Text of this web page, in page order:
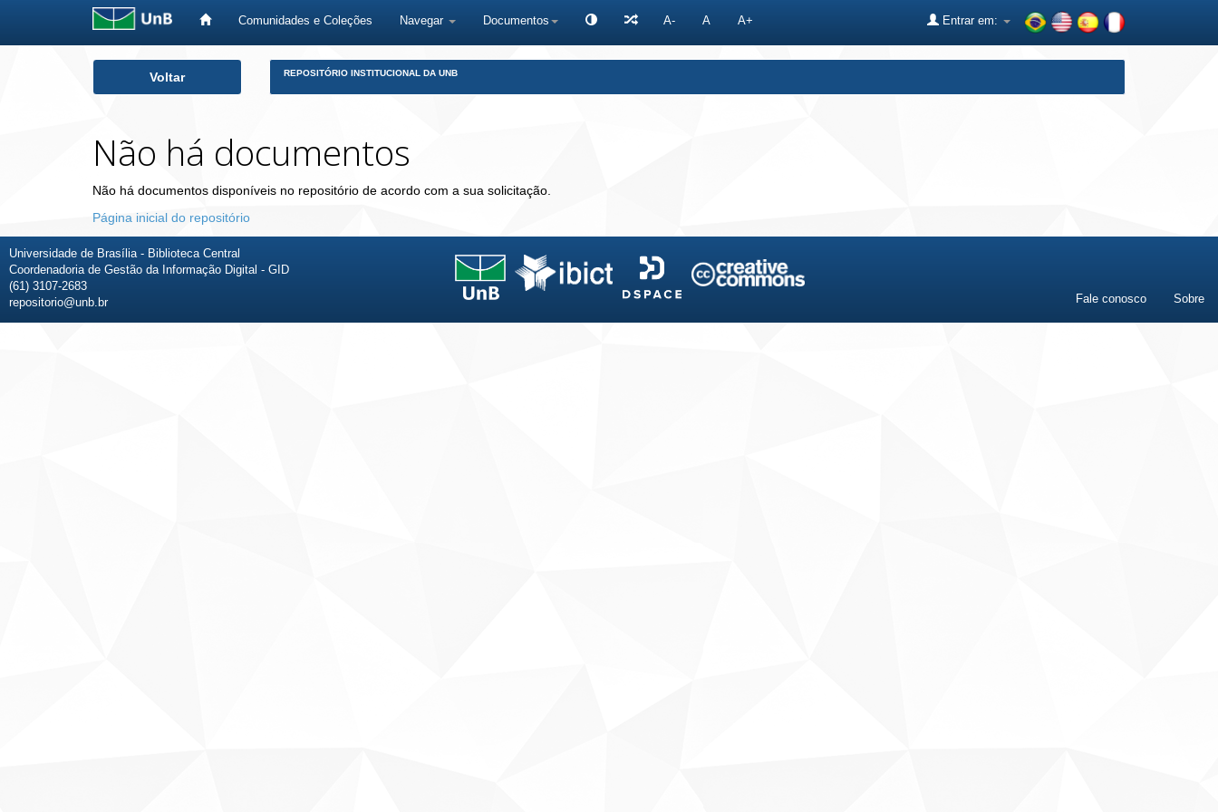
Comunidades e Coleções Navegar Documentos A- A A+ Entrar em:
Voltar REPOSITÓRIO INSTITUCIONAL DA UNB
Não há documentos
Não há documentos disponíveis no repositório de acordo com a sua solicitação.
Página inicial do repositório
Universidade de Brasília - Biblioteca Central
Coordenadoria de Gestão da Informação Digital - GID
(61) 3107-2683
repositorio@unb.br
Fale conosco Sobre